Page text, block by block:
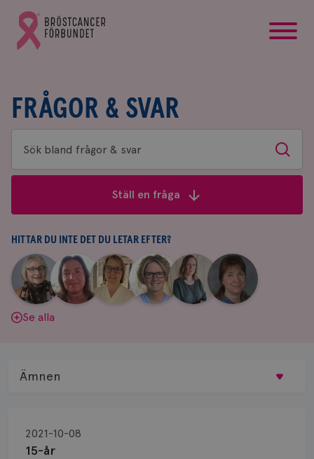
Gå
till
Bröstcancerförbundets
FRÅGOR & SVAR
Sök
bland
&
svar
Sök
Ställ en fråga
HITTAR DU INTE DET DU LETAR EFTER?
Aina
Johnsson
|
Anne
Andersson
Fredrika
Killander
|
Jeanette
Bäcklund
|
Maria
Edegran
|
Yvette
Andersson
Se alla
15-år
2021-10-08
Ämnen
Biopsi